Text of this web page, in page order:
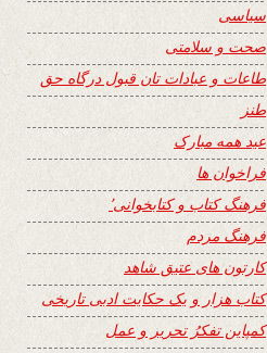
سیاسی
صحت و سلامتی
طاعات و عبادات تان قبول درگاه حق
طنز
عید همه مبارک
فراخوان ها
فرهنگ کتاب و کتابخوانی٬
فرهنگ مردم
کارتون های عتیق شاهد
کتاب هزار و یک حکایت ادبی تاریخی
کمپاین تفکرُ تحریر و عمل